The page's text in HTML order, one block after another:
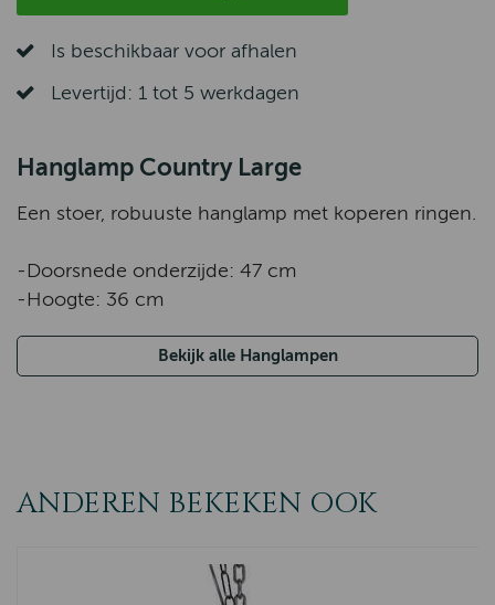
Is beschikbaar voor afhalen
Levertijd: 1 tot 5 werkdagen
Hanglamp Country Large
Een stoer, robuuste hanglamp met koperen ringen.
-Doorsnede onderzijde: 47 cm
-Hoogte: 36 cm
Bekijk alle Hanglampen
ANDEREN BEKEKEN OOK